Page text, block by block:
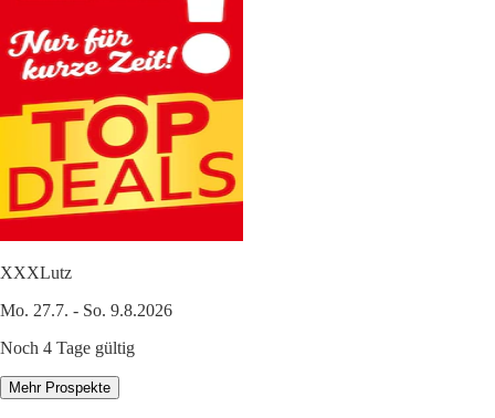
XXXLutz
Mo. 27.7. - So. 9.8.2026
Noch 4 Tage gültig
Mehr Prospekte